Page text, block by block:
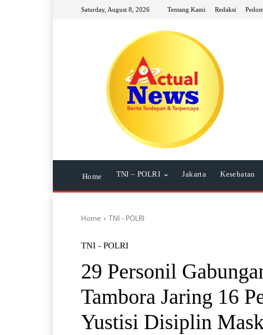
Saturday, August 8, 2026 Tentang Kami Redaksi
Home TNI – POLRI Jakarta Kesehatan
Home TNI - POLRI
TNI - POLRI
29 Personil
Tambora Jaring 16
Yustisi Disiplin